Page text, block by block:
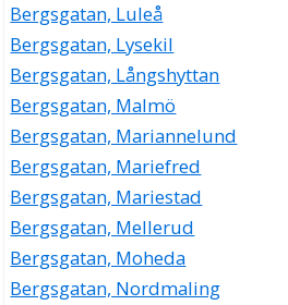
Bergsgatan, Luleå
Bergsgatan, Lysekil
Bergsgatan, Långshyttan
Bergsgatan, Malmö
Bergsgatan, Mariannelund
Bergsgatan, Mariefred
Bergsgatan, Mariestad
Bergsgatan, Mellerud
Bergsgatan, Moheda
Bergsgatan, Nordmaling